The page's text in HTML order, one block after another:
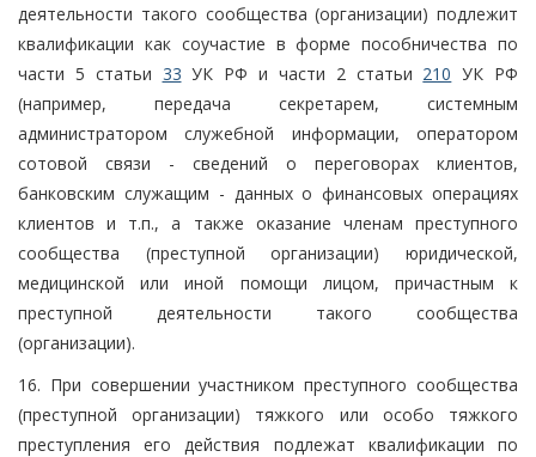
деятельности такого сообщества (организации) подлежит
квалификации как соучастие в форме пособничества по
части 5 статьи 33 УК РФ и части 2 статьи 210 УК РФ
(например, передача секретарем, системным
администратором служебной информации, оператором
сотовой связи - сведений о переговорах клиентов,
банковским служащим - данных о финансовых операциях
клиентов и т.п., а также оказание членам преступного
сообщества (преступной организации) юридической,
медицинской или иной помощи лицом, причастным к
преступной деятельности такого сообщества
(организации).
16. При совершении участником преступного сообщества
(преступной организации) тяжкого или особо тяжкого
преступления его действия подлежат квалификации по